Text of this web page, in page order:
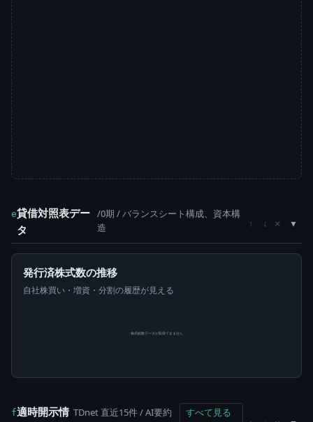
e貸借対照表デー
タ
/0期 / バランスシート構成、資本構
造
↑ ↓ ×
発行済株式数の推移
自社株買い・増資・分割の履歴が見える
株式総数データが取得できません
f適時開示情 TDnet 直近15件 / AI要約
すべて見る